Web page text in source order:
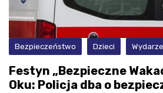
Bezpieczeństwo Dzieci
Festyn „Bezpieczne
Oku: Policja dba o